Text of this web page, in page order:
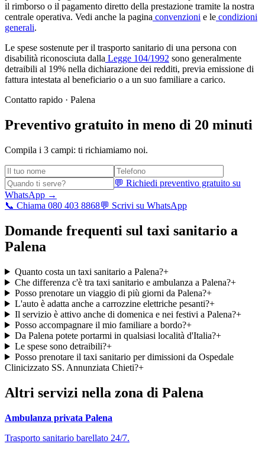
il rimborso o il pagamento diretto della prestazione tramite la nostra
centrale operativa. Vedi anche la pagina convenzioni e le condizioni
generali.
Le spese sostenute per il trasporto sanitario di una persona con
disabilità riconosciuta dalla Legge 104/1992 sono generalmente
detraibili al 19% nella dichiarazione dei redditi, previa emissione di
fattura intestata al beneficiario o a un suo familiare a carico.
Contatto rapido · Palena
Preventivo gratuito in meno di 20 minuti
Compila i 3 campi: ti richiamiamo noi.
💬 Richiedi preventivo gratuito su
WhatsApp →
📞 Chiama 080 403 8868💬 Scrivi su WhatsApp
Domande frequenti sul taxi sanitario a
Palena
Quanto costa un taxi sanitario a Palena?+
Che differenza c'è tra taxi sanitario e ambulanza a Palena?+
Posso prenotare un viaggio di più giorni da Palena?+
L'auto è adatta anche a carrozzine elettriche pesanti?+
Il servizio è attivo anche di domenica e nei festivi a Palena?+
Posso accompagnare il mio familiare a bordo?+
Da Palena potete portarmi in qualsiasi località d'Italia?+
Le spese sono detraibili?+
Posso prenotare il taxi sanitario per dimissioni da Ospedale
Clinicizzato SS. Annunziata Chieti?+
Altri servizi nella zona di Palena
Ambulanza privata Palena
Trasporto sanitario barellato 24/7.